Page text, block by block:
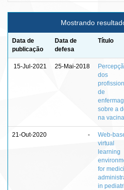
Mostrando
Data de
publicação
Data de
defesa
Título
15-Jul-2021 25-Mai-2018
dos
de
sobre a
na
21-Out-2020 -
Web-
virtual
learning
for
in